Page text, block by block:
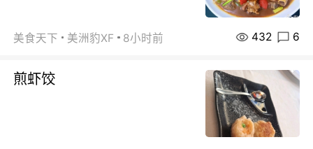
美食天下 美洲豹XF 8小时前 432 6
煎虾饺